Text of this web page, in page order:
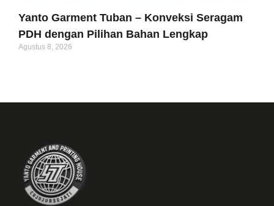
Yanto Garment Tuban – Konveksi Seragam
PDH dengan Pilihan Bahan Lengkap
Agustus 8, 2026